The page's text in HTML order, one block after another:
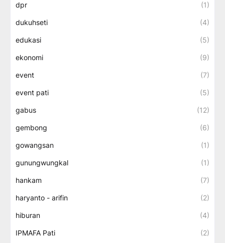
dpr (1)
dukuhseti (4)
edukasi (5)
ekonomi (9)
event (7)
event pati (5)
gabus (12)
gembong (6)
gowangsan (1)
gunungwungkal (1)
hankam (7)
haryanto - arifin (2)
hiburan (4)
IPMAFA Pati (2)